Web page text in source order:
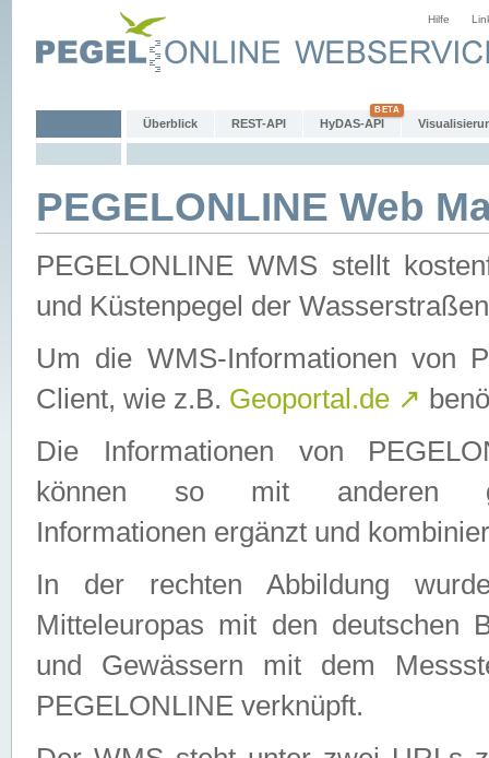
Hilfe
Überblick REST-API HyDAS-API
PEGELONLINE Web
PEGELONLINE WMS stellt
und Küstenpegel der
Um die WMS-Informationen von
Client, wie z.B. Geoportal.de ↗
Die Informationen von
können so mit anderen
Informationen ergänzt und
In der rechten Abbildung
Mitteleuropas mit den deutschen
und Gewässern mit dem
PEGELONLINE verknüpft.